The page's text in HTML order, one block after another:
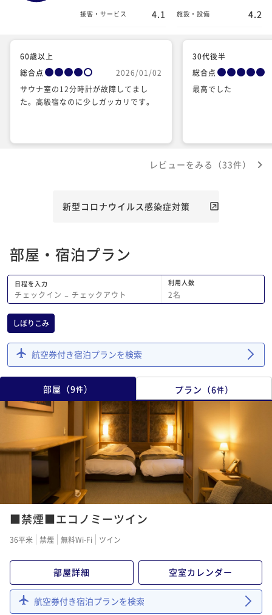
接客・サービス 4.1 施設・設備 4.2
60歳以上
総合点
2026/01/02
サウナ室の12分時計が故障してまし
た。高級宿なのに少しガッカリです。
30代後半
総合点
最高でした
レビューをみる（33件）
新型コロナウイルス感染症対策
部屋・宿泊プラン
日程を入力
チェックイン − チェックアウト
利用人数
2名
しぼりこみ
航空券付き宿泊プランを検索
部屋 （9件） プラン （6件）
■禁煙■エコノミーツイン
36平米 禁煙 無料Wi-Fi ツイン
部屋詳細 空室カレンダー
航空券付き宿泊プランを検索